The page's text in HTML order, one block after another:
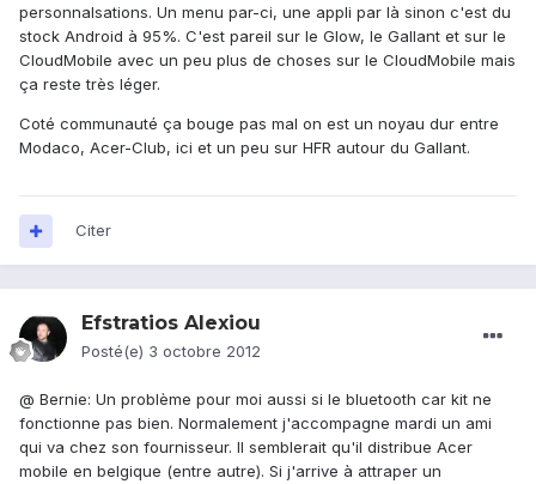
personnalsations. Un menu par-ci, une appli par là sinon c'est du
stock Android à 95%. C'est pareil sur le Glow, le Gallant et sur le
CloudMobile avec un peu plus de choses sur le CloudMobile mais
ça reste très léger.
Coté communauté ça bouge pas mal on est un noyau dur entre
Modaco, Acer-Club, ici et un peu sur HFR autour du Gallant.
Citer
Efstratios Alexiou
Posté(e) 3 octobre 2012
@ Bernie: Un problème pour moi aussi si le bluetooth car kit ne
fonctionne pas bien. Normalement j'accompagne mardi un ami
qui va chez son fournisseur. Il semblerait qu'il distribue Acer
mobile en belgique (entre autre). Si j'arrive à attraper un